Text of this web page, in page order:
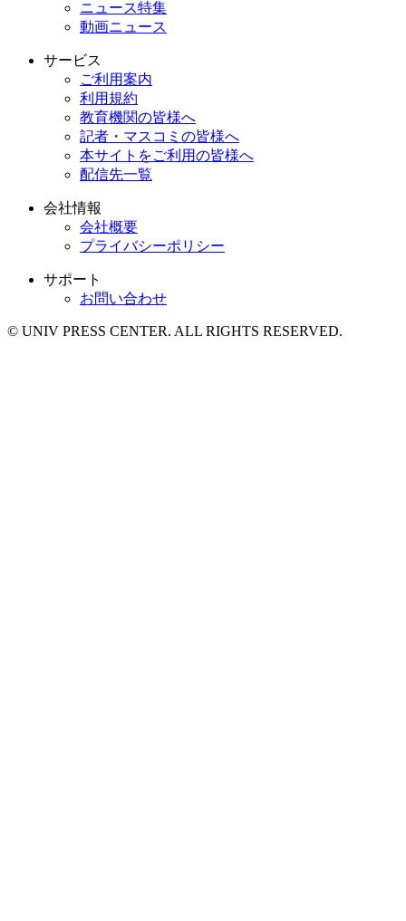
ニュース特集
動画ニュース
サービス
ご利用案内
利用規約
教育機関の皆様へ
記者・マスコミの皆様へ
本サイトをご利用の皆様へ
配信先一覧
会社情報
会社概要
プライバシーポリシー
サポート
お問い合わせ
© UNIV PRESS CENTER. ALL RIGHTS RESERVED.